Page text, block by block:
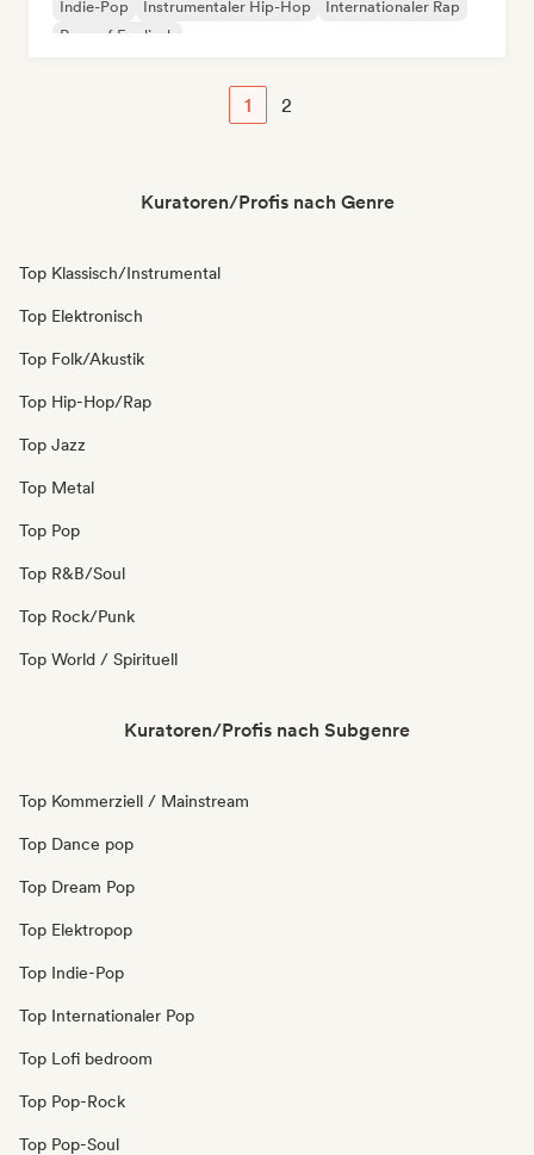
Indie-Pop Instrumentaler Hip-Hop
Internationaler Rap
Rap auf Englisch
1 2
Kuratoren/Profis nach Genre
Top Klassisch/Instrumental
Top Elektronisch
Top Folk/Akustik
Top Hip-Hop/Rap
Top Jazz
Top Metal
Top Pop
Top R&B/Soul
Top Rock/Punk
Top World / Spirituell
Kuratoren/Profis nach Subgenre
Top Kommerziell / Mainstream
Top Dance pop
Top Dream Pop
Top Elektropop
Top Indie-Pop
Top Internationaler Pop
Top Lofi bedroom
Top Pop-Rock
Top Pop-Soul